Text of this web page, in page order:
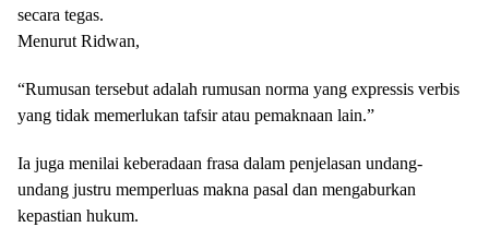
secara tegas.
Menurut Ridwan,
“Rumusan tersebut adalah rumusan norma yang expressis verbis
yang tidak memerlukan tafsir atau pemaknaan lain.”
Ia juga menilai keberadaan frasa dalam penjelasan undang-
undang justru memperluas makna pasal dan mengaburkan
kepastian hukum.